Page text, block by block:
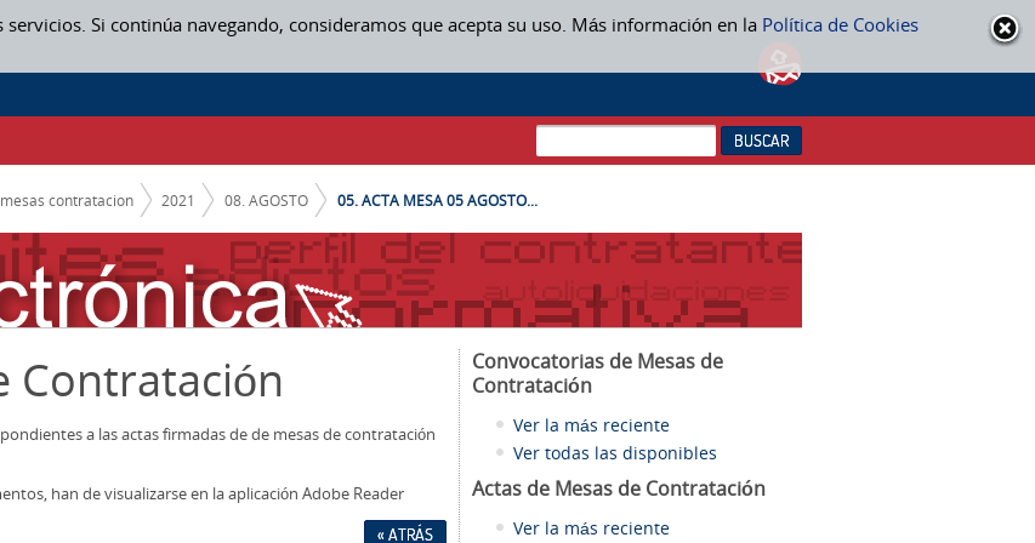
Si continúa navegando, consideramos que acepta su uso. Más información en la Política de Cookies
contratacion 2021 08. AGOSTO 05. ACTA MESA 05 AGOSTO...
Contratación
a las actas firmadas de de mesas de contratación
han de visualizarse en la aplicación Adobe Reader
« ATRÁS
Convocatorias de Mesas de
Contratación
Ver la más reciente
Ver todas las disponibles
Actas de Mesas de Contratación
Ver la más reciente